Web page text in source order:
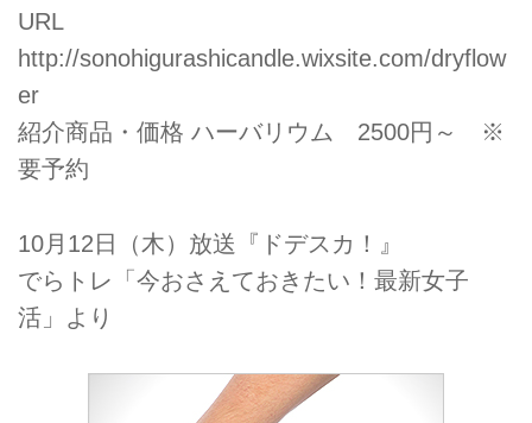
URL
http://sonohigurashicandle.wixsite.com/dryflow
er
紹介商品・価格 ハーバリウム 2500円～ ※
要予約
10月12日（木）放送『ドデスカ！』
でらトレ「今おさえておきたい！最新女子
活」より